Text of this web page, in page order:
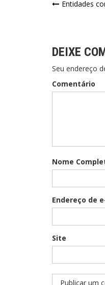
Entidades
DEIXE
Seu endereço
Comentário
Nome
Endereço de
Site